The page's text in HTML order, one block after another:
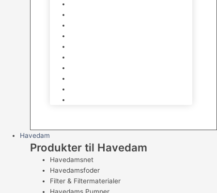
Havedam
Produkter til Havedam
Havedamsnet
Havedamsfoder
Filter & Filtermaterialer
Havedams Pumper